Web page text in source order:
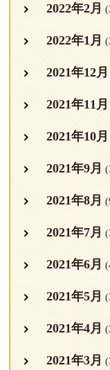
2022年2月
2022年1月
2021年12月
2021年11月
2021年10月
2021年9月
2021年8月
2021年7月
2021年6月
2021年5月
2021年4月
2021年3月